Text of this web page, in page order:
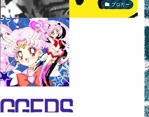
ブロガー